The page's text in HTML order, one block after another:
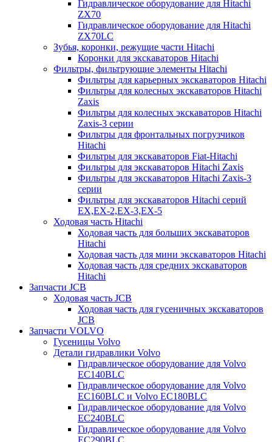
Гидравлическое оборудование для Hitachi
ZX70
Гидравлическое оборудование для Hitachi
ZX70LC
Зубья, коронки, режущие части Hitachi
Коронки для экскаваторов Hitachi
Фильтры, фильтрующие элементы Hitachi
Фильтры для карьерных экскаваторов Hitachi
Фильтры для колесных экскаваторов Hitachi
Zaxis
Фильтры для колесных экскаваторов Hitachi
Zaxis-3 серии
Фильтры для фронтальных погрузчиков
Hitachi
Фильтры для экскаваторов Fiat-Hitachi
Фильтры для экскаваторов Hitachi Zaxis
Фильтры для экскаваторов Hitachi Zaxis-3
серии
Фильтры для экскаваторов Hitachi серий
EX,EX-2,EX-3,EX-5
Ходовая часть Hitachi
Ходовая часть для больших экскаваторов
Hitachi
Ходовая часть для мини экскаваторов Hitachi
Ходовая часть для средних экскаваторов
Hitachi
Запчасти JCB
Ходовая часть JCB
Ходовая часть для гусеничных экскаваторов
JCB
Запчасти VOLVO
Гусеницы Volvo
Детали гидравлики Volvo
Гидравлическое оборудование для Volvo
EC140BLC
Гидравлическое оборудование для Volvo
EC160BLC и Volvo EC180BLC
Гидравлическое оборудование для Volvo
EC240BLC
Гидравлическое оборудование для Volvo
EC290BLC